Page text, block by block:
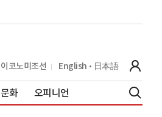
이코노미조선 English 日本語
문화 오피니언